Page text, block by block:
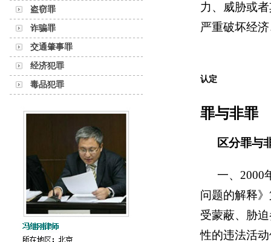
盗窃罪
诈骗罪
交通肇事罪
经济犯罪
毒品犯罪
力、威胁或
严重破坏经
认定
罪与非罪
区分罪与
一、2000
问题的解释
受蒙蔽、胁
性的违法活